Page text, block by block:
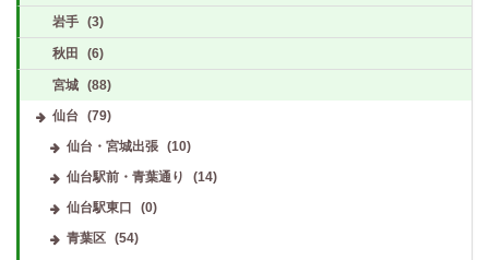
岩手 (3)
秋田 (6)
宮城 (88)
仙台 (79)
仙台・宮城出張
(10)
仙台駅前・青葉通り
(14)
仙台駅東口
(0)
青葉区
(54)